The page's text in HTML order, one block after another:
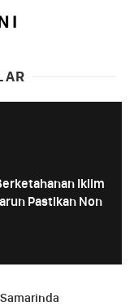
Iklim
Pastikan Non